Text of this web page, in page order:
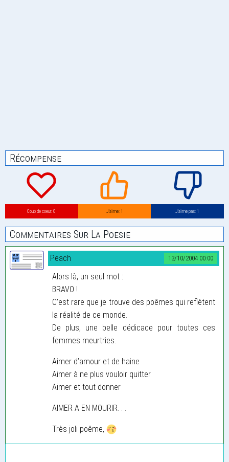
Récompense
Coup de coeur: 0 J’aime: 1 J’aime pas: 1
Commentaires Sur La Poesie
13/10/2004 00:00
Peach
Alors là, un seul mot :
BRAVO !
C’est rare que je trouve des poêmes qui reflètent
la réalité de ce monde.
De plus, une belle dédicace pour toutes ces
femmes meurtries.
Aimer d’amour et de haine
Aimer à ne plus vouloir quitter
Aimer et tout donner
AIMER A EN MOURIR. . .
Très joli poême,